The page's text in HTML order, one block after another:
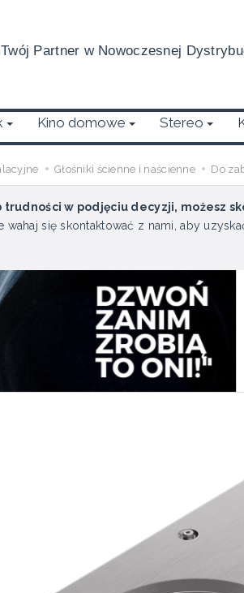
Twój Partner w Nowoczesnej
Kino domowe Stereo
Głośniki ścienne i naścienne Do
w podjęciu decyzji, możesz
wahaj się skontaktować z nami, aby